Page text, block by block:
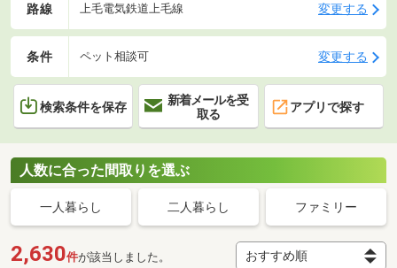
路線 上毛電気鉄道上毛線 変更する
条件 ペット相談可 変更する
検索条件を保存
新着メールを受
取る
アプリで探す
人数に合った間取りを選ぶ
一人暮らし 二人暮らし ファミリー
2,630件が該当しました。